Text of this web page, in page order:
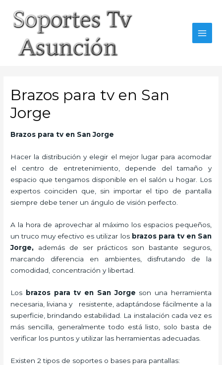
content
Brazos para tv en San
Jorge
Brazos para tv en San Jorge
Hacer la distribución y elegir el mejor lugar para acomodar
el centro de entretenimiento, depende del tamaño y
espacio que tengamos disponible en el salón u hogar. Los
expertos coinciden que, sin importar el tipo de pantalla
siempre debe tener un ángulo de visión perfecto.
A la hora de aprovechar al máximo los espacios pequeños,
un truco muy efectivo es utilizar los brazos para tv en San
Jorge, además de ser prácticos son bastante seguros,
marcando diferencia en ambientes, disfrutando de la
comodidad, concentración y libertad.
Los brazos para tv en San Jorge son una herramienta
necesaria, liviana y resistente, adaptándose fácilmente a la
superficie, brindando estabilidad. La instalación cada vez es
más sencilla, generalmente todo está listo, solo basta de
verificar los puntos y utilizar las herramientas adecuadas.
Existen 2 tipos de soportes o bases para pantallas: